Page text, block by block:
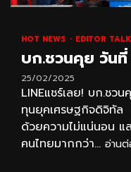
HOT NEWS EDITOR TALK
บก.ชวนคุย วัน
25/02/2025
LINEแชร์เลย! บก.ชว
ทุนยุคเศรษฐกิจดิจิทัล
ด้วยความไม่แน่นอน แ
คนไทยมากกว่า... อ่าน